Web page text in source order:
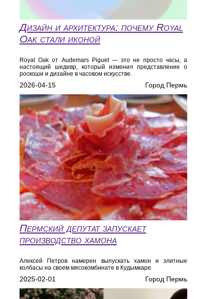
Дизайн и архитектура: почему Royal
Oak стали иконой
Royal Oak от Audemars Piguet — это не просто часы, а
настоящий шедевр, который изменил представление о
роскоши и дизайне в часовом искусстве.
2026-04-15 Город Пермь
Пермский депутат запускает
производство хамона
Алексей Петров намерен выпускать хамон и элитные
колбасы на своем мясокомбинате в Кудымкаре.
2025-02-01 Город Пермь